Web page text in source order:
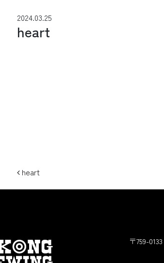
ン2024.03.25
heart
投稿ナビゲーション
heart
〒759-